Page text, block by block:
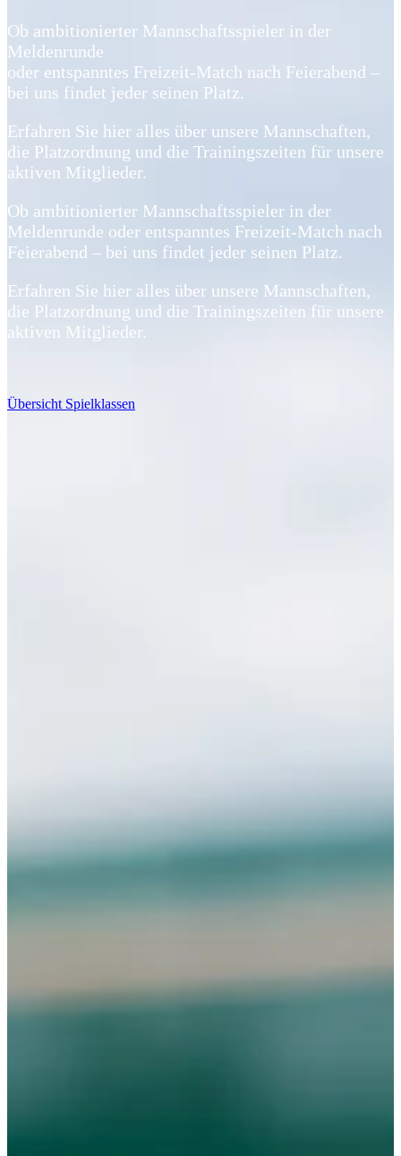
Ob ambitionierter Mannschaftsspieler in der
Meldenrunde
oder entspanntes Freizeit-Match nach Feierabend –
bei uns findet jeder seinen Platz.
Erfahren Sie hier alles über unsere Mannschaften,
die Platzordnung und die Trainingszeiten für unsere
aktiven Mitglieder.
Ob ambitionierter Mannschaftsspieler in der
Meldenrunde oder entspanntes Freizeit-Match nach
Feierabend – bei uns findet jeder seinen Platz.
Erfahren Sie hier alles über unsere Mannschaften,
die Platzordnung und die Trainingszeiten für unsere
aktiven Mitglieder.
Übersicht Spielklassen